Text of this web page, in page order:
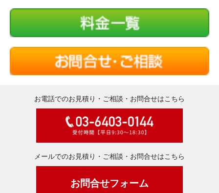
お電話でのお見積り・ご相談・お問合せはこちら
メールでのお見積り・ご相談・お問合せはこちら
お問合せフォーム